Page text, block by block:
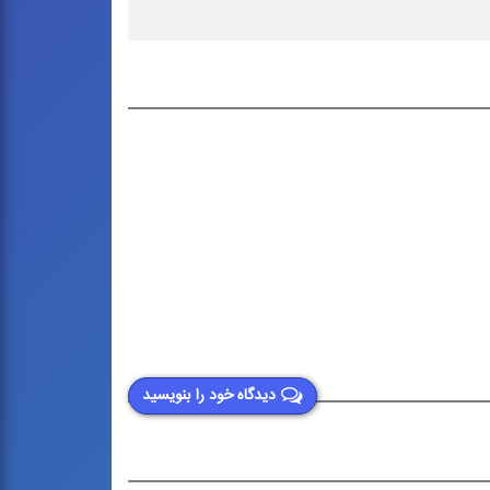
دیدگاه خود را بنویسید